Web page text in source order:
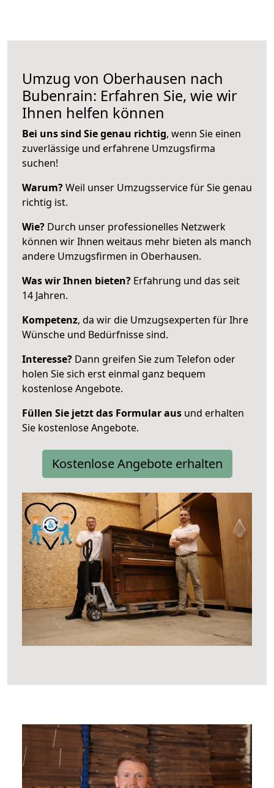
Umzug von Oberhausen nach
Bubenrain: Erfahren Sie, wie wir
Ihnen helfen können
Bei uns sind Sie genau richtig, wenn Sie einen
zuverlässige und erfahrene Umzugsfirma
suchen!
Warum?Weil unser Umzugsservice für Sie genau
richtig ist.
Wie? Durch unser professionelles Netzwerk
können wir Ihnen weitaus mehr bieten als manch
andere Umzugsfirmen in Oberhausen.
Was wir Ihnen bieten? Erfahrung und das seit
14 Jahren.
Kompetenz, da wir die Umzugsexperten für Ihre
Wünsche und Bedürfnisse sind.
Interesse? Dann greifen Sie zum Telefon oder
holen Sie sich erst einmal ganz bequem
kostenlose Angebote.
Füllen Sie jetzt das Formular aus und erhalten
Sie kostenlose Angebote.
Kostenlose Angebote erhalten